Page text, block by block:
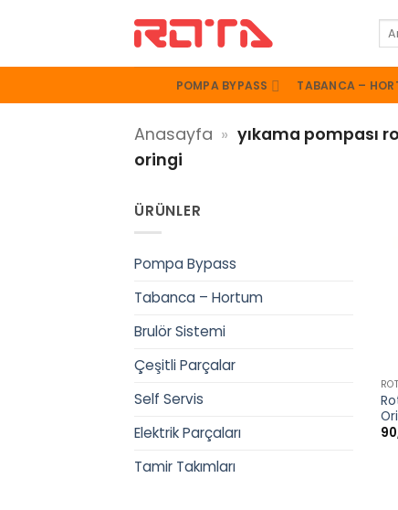
Ara:
POMPA BYPASS TABANCA –
Anasayfa » yıkama pompası
oringi
ÜRÜNLER
Pompa Bypass
Tabanca – Hortum
Brulör Sistemi
Çeşitli Parçalar
Self Servis
Elektrik Parçaları
Tamir Takımları